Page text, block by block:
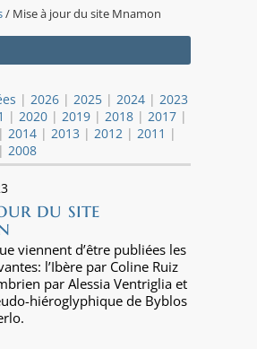
/ Mise à jour du site Mnamon
| 2026 | 2025 | 2024 | 2023
| 2020 | 2019 | 2018 | 2017 |
| 2014 | 2013 | 2012 | 2011 |
| 2008
du site
viennent d’être publiées les
l’Ibère par Coline Ruiz
par Alessia Ventriglia et
hiéroglyphique de Byblos